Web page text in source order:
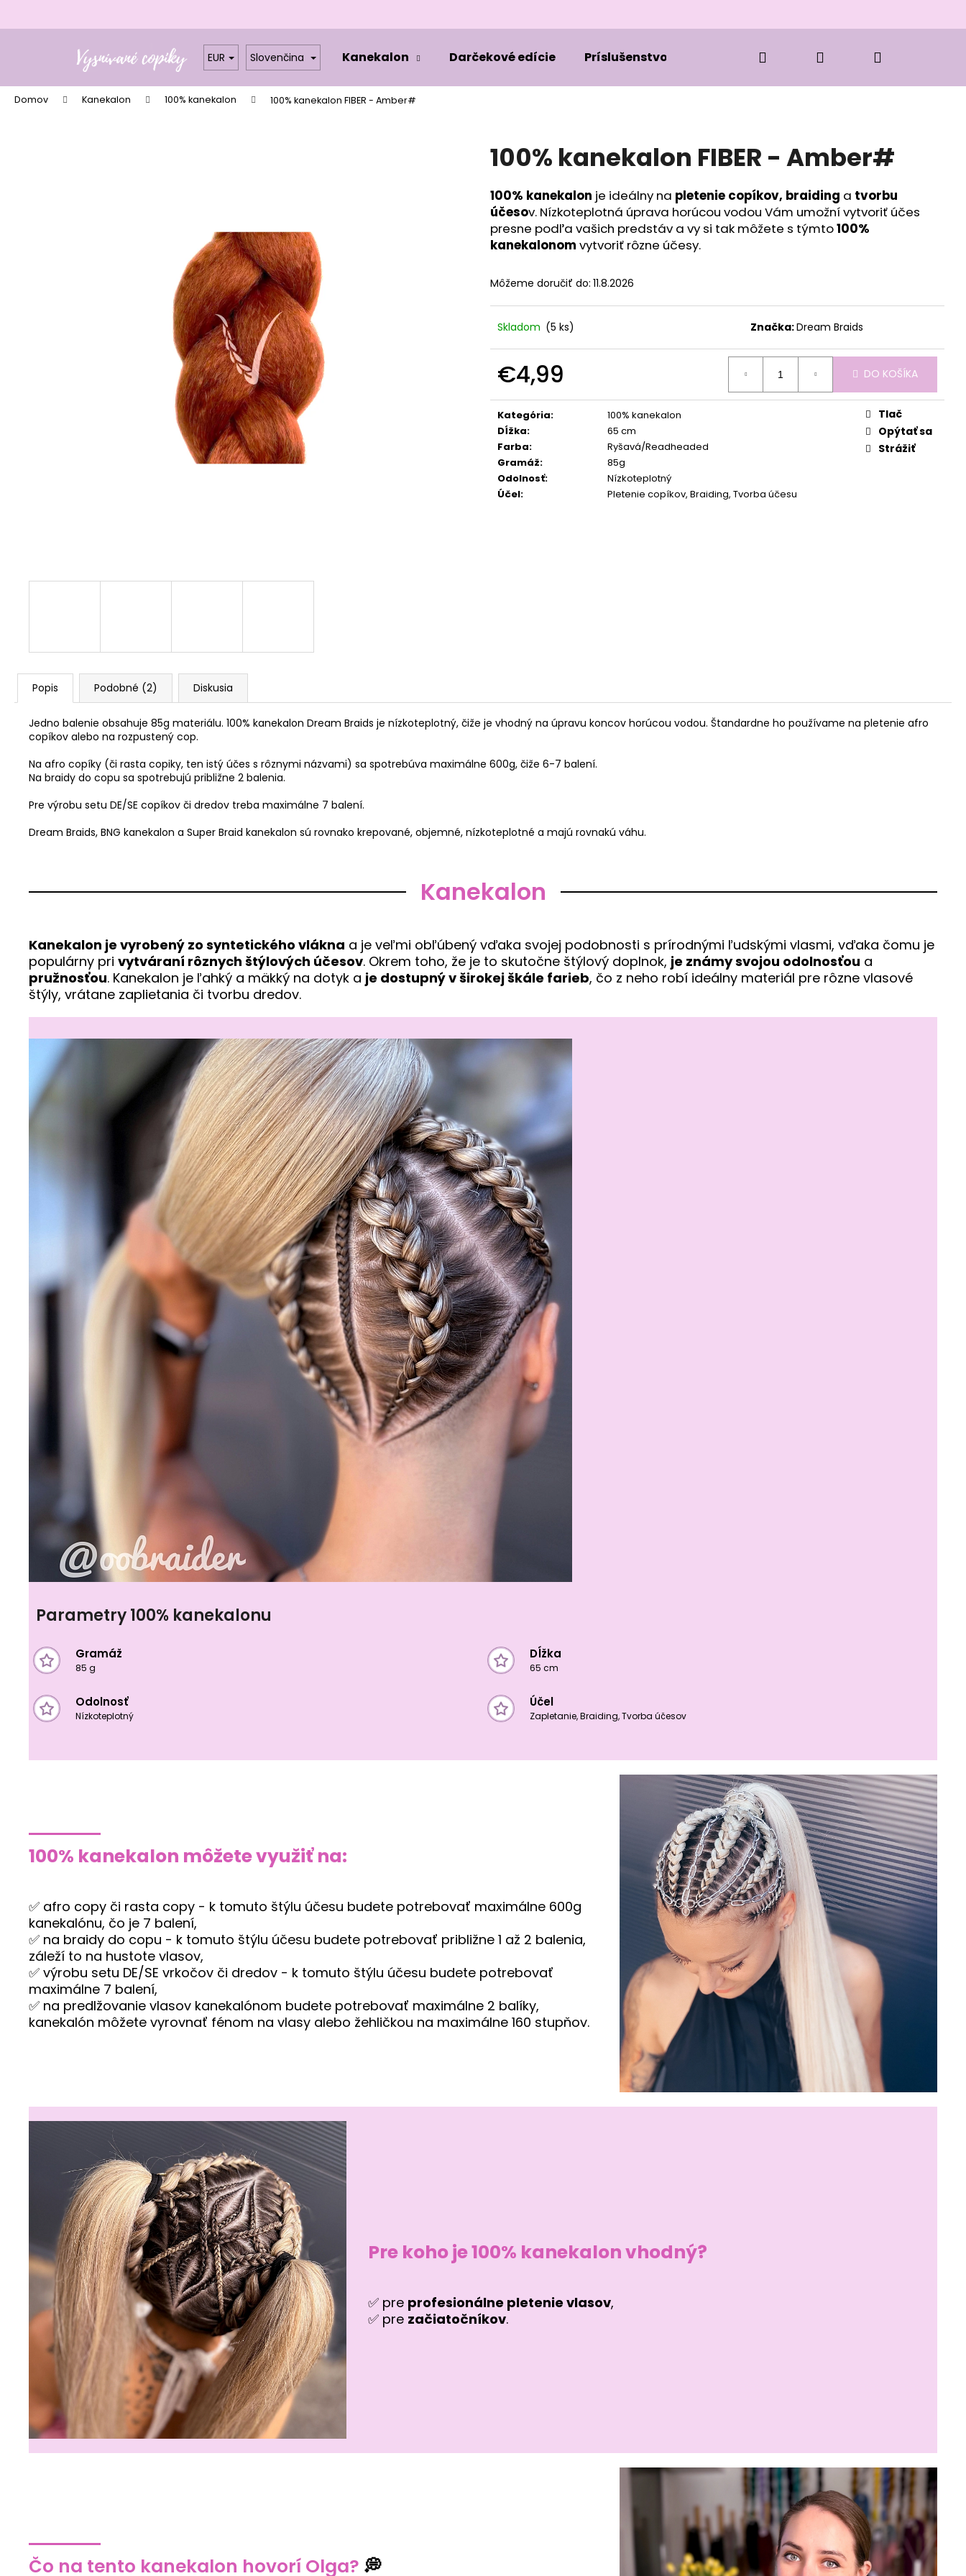
EUR Slovenčina Kanekalon Darčekové edície Príslušenstvo k zapletaniu Kozmetika
Hľadať Prihlásenie
Domov Kanekalon 100% kanekalon 100% kanekalon FIBER - Amber#
100% kanekalon FIBER - Amber#
100% kanekalon je ideálny na pletenie copíkov, braiding a tvorbu
účesov. Nízkoteplotná úprava horúcou vodou Vám umožní vytvoriť účes
presne podľa vašich predstáv a vy si tak môžete s týmto100%
kanekalonom vytvoriť rôzne účesy.
Môžeme doručiť do: 11.8.2026
Skladom (5 ks) Značka:Dream Braids
€4,99
cena:
DO KOŠÍKA
Kategória:
100% kanekalon
Dĺžka:
65 cm
Farba:
Ryšavá/Readheaded
Gramáž:
85g
Odolnosť:
Nízkoteplotný
Účel: Pletenie copíkov, Braiding, Tvorba účesu
Tlač
Opýtať sa
Strážiť
Popis Podobné (2) Diskusia
Jedno balenie obsahuje 85g materiálu. 100% kanekalon Dream Braids je nízkoteplotný, čiže je vhodný na úpravu koncov horúcou vodou. Štandardne ho používame na pletenie afro
copíkov alebo na rozpustený cop.
Na afro copíky (či rasta copiky, ten istý účes s rôznymi názvami) sa spotrebúva maximálne 600g, čiže 6-7 balení.
Na braidy do copu sa spotrebujú približne 2 balenia.
Pre výrobu setu DE/SE copíkov či dredov treba maximálne 7 balení.
Dream Braids, BNG kanekalon a Super Braid kanekalon sú rovnako krepované, objemné, nízkoteplotné a majú rovnakú váhu.
Kanekalon
Kanekalon je vyrobený zo syntetického vlákna a je veľmi obľúbený vďaka svojej podobnosti s prírodnými ľudskými vlasmi, vďaka čomu je
populárny pri vytváraní rôznych štýlových účesov. Okrem toho, že je to skutočne štýlový doplnok, je známy svojou odolnosťou a
pružnosťou. Kanekalon je ľahký a mäkký na dotyk a je dostupný v širokej škále farieb, čo z neho robí ideálny materiál pre rôzne vlasové
štýly, vrátane zaplietania či tvorbu dredov.
Parametry 100% kanekalonu
Gramáž
85 g
Dĺžka
65 cm
Odolnosť
Nízkoteplotný
Účel
Zapletanie, Braiding, Tvorba účesov
100% kanekalon môžete využiť na:
✅ afro copy či rasta copy - k tomuto štýlu účesu budete potrebovať maximálne 600g
kanekalónu, čo je 7 balení,
✅ na braidy do copu - k tomuto štýlu účesu budete potrebovať približne 1 až 2 balenia,
záleží to na hustote vlasov,
✅ výrobu setu DE/SE vrkočov či dredov - k tomuto štýlu účesu budete potrebovať
maximálne 7 balení,
✅ na predlžovanie vlasov kanekalónom budete potrebovať maximálne 2 balíky,
kanekalón môžete vyrovnať fénom na vlasy alebo žehličkou na maximálne 160 stupňov.
Pre koho je 100% kanekalon vhodný?
✅ pre profesionálne pletenie vlasov,
✅ pre začiatočníkov.
Čo na tento kanekalon hovorí Olga? 💭
o
k